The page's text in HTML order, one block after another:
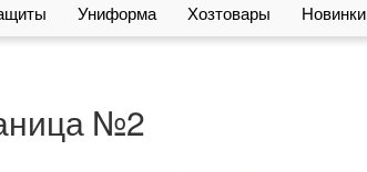
Униформа Хозтовары Новинки
№2